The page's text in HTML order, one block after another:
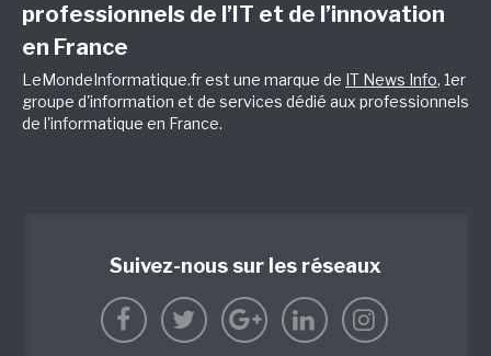
professionnels de l’IT et de l’innovation
en France
LeMondeInformatique.fr est une marque de IT News Info, 1er
groupe d'information et de services dédié aux professionnels
de l'informatique en France.
Suivez-nous sur les réseaux